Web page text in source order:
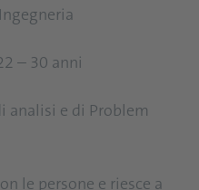
– 30 anni
analisi e di Problem
le persone e riesce a